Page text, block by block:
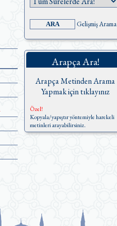
Gelişmiş Arama
Arapça Ara!
Arapça Metinden Arama
Yapmak için tıklayınız
Özel!
Kopyala/yapıştır yöntemiyle harekeli
metinleri arayabilirsiniz.